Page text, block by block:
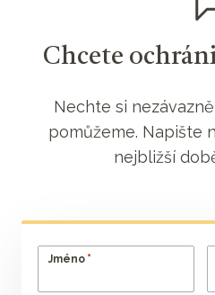
Chcete
Nechte si
pomůžeme. Napište
nejbližší
Jméno *